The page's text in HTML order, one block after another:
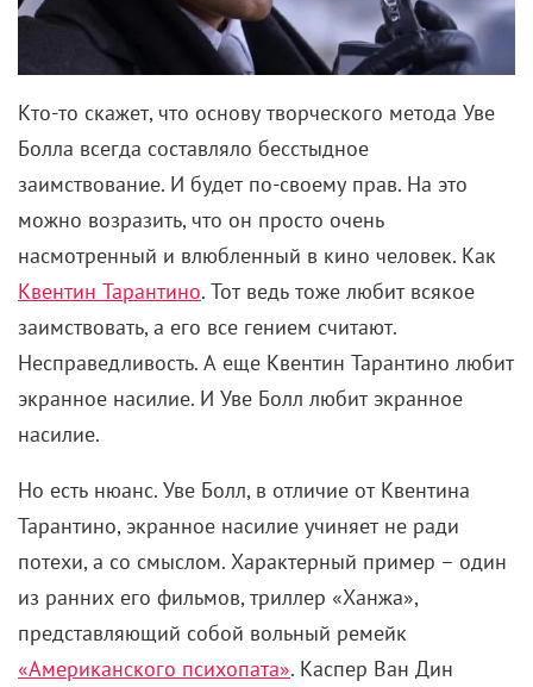
Кто-то скажет, что основу творческого метода Уве
Болла всегда составляло бесстыдное
заимствование. И будет по-своему прав. На это
можно возразить, что он просто очень
насмотренный и влюбленный в кино человек. Как
Квентин Тарантино. Тот ведь тоже любит всякое
заимствовать, а его все гением считают.
Несправедливость. А еще Квентин Тарантино любит
экранное насилие. И Уве Болл любит экранное
насилие.
Но есть нюанс. Уве Болл, в отличие от Квентина
Тарантино, экранное насилие учиняет не ради
потехи, а со смыслом. Характерный пример – один
из ранних его фильмов, триллер «Ханжа»,
представляющий собой вольный ремейк
«Американского психопата». Каспер Ван Дин